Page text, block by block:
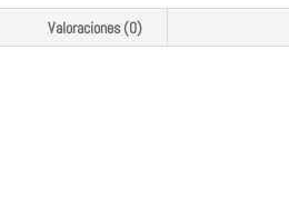
Valoraciones (0)